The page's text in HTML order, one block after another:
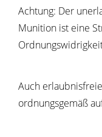
Achtung: Der
Munition ist eine
Auch
ordnungsgemäß